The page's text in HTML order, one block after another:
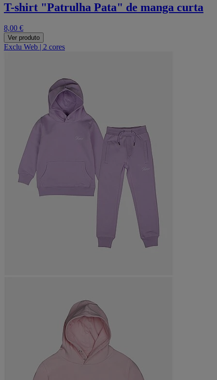
T-shirt "Patrulha Pata" de manga curta
8,00 €
Ver produto
Exclu Web | 2 cores